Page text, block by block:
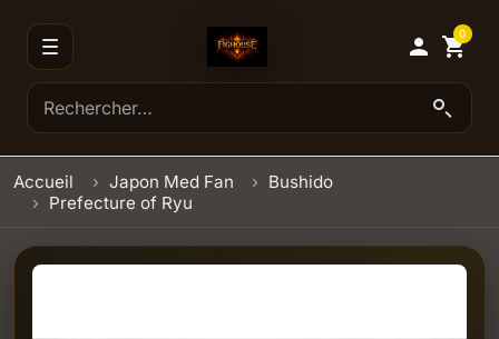
 shopping_cart
0
Accueil Japon Med Fan
Bushido
Prefecture of Ryu